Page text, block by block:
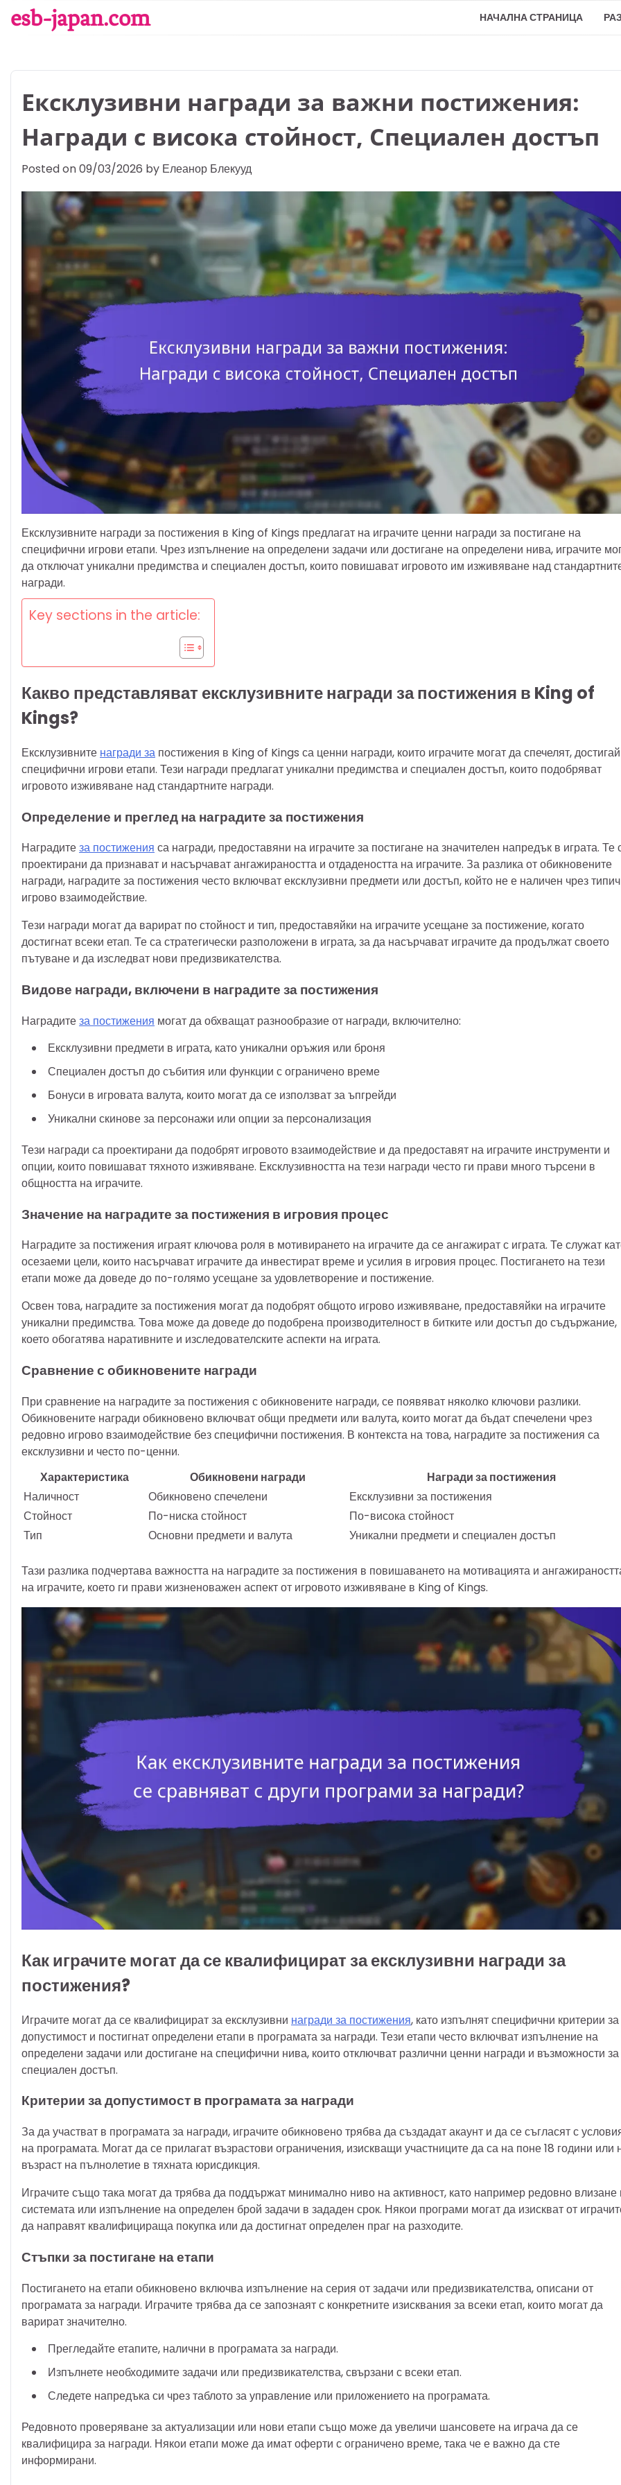
esb-japan.com НАЧАЛНА СТРАНИЦА
Ексклузивни награди за важни постижения:
Награди с висока стойност, Специален достъп
Posted on09/03/2026 by Елеанор Блекууд
Ексклузивните награди за постижения в King of Kings предлагат на играчите ценни награди за постигане на
специфични игрови етапи. Чрез изпълнение на определени задачи или достигане на определени нива, играчите
да отключат уникални предимства и специален достъп, които повишават игровото им изживяване над
награди.
Key sections in the article:
Какво представляват ексклузивните награди за постижения в King of
Kings?
Ексклузивните награди за постижения в King of Kings са ценни награди, които играчите могат да спечелят,
специфични игрови етапи. Тези награди предлагат уникални предимства и специален достъп, които подобряват
игровото изживяване над стандартните награди.
Определение и преглед на наградите за постижения
Наградитеза постижения са награди, предоставяни на играчите за постигане на значителен напредък в играта. Те
проектирани да признават и насърчават ангажираността и отдадеността на играчите. За разлика от обикновените
награди, наградите за постижения често включват ексклузивни предмети или достъп, който не е наличен чрез
игрово взаимодействие.
Тези награди могат да варират по стойност и тип, предоставяйки на играчите усещане за постижение, когато
достигнат всеки етап. Те са стратегически разположени в играта, за да насърчават играчите да продължат своето
пътуване и да изследват нови предизвикателства.
Видове награди, включени в наградите за постижения
Наградитеза постижения могат да обхващат разнообразие от награди, включително:
Ексклузивни предмети в играта, като уникални оръжия или броня
Специален достъп до събития или функции с ограничено време
Бонуси в игровата валута, които могат да се използват за ъпгрейди
Уникални скинове за персонажи или опции за персонализация
Тези награди са проектирани да подобрят игровото взаимодействие и да предоставят на играчите инструменти и
опции, които повишават тяхното изживяване. Ексклузивността на тези награди често ги прави много търсени в
общността на играчите.
Значение на наградите за постижения в игровия процес
Наградите за постижения играят ключова роля в мотивирането на играчите да се ангажират с играта. Те служат
осезаеми цели, които насърчават играчите да инвестират време и усилия в игровия процес. Постигането на тези
етапи може да доведе до по-голямо усещане за удовлетворение и постижение.
Освен това, наградите за постижения могат да подобрят общото игрово изживяване, предоставяйки на играчите
уникални предимства. Това може да доведе до подобрена производителност в битките или достъп до съдържание,
което обогатява наративните и изследователските аспекти на играта.
Сравнение с обикновените награди
При сравнение на наградите за постижения с обикновените награди, се появяват няколко ключови разлики.
Обикновените награди обикновено включват общи предмети или валута, които могат да бъдат спечелени чрез
редовно игрово взаимодействие без специфични постижения. В контекста на това, наградите за постижения са
ексклузивни и често по-ценни.
Характеристика
Обикновени награди
Награди за постижения
Наличност
Обикновено спечелени
Ексклузивни за постижения
Стойност
По-ниска стойност
По-висока стойност
Тип
Основни предмети и валута Уникални предмети и специален достъп
Тази разлика подчертава важността на наградите за постижения в повишаването на мотивацията и
на играчите, което ги прави жизненоважен аспект от игровото изживяване в King of Kings.
Как играчите могат да се квалифицират за ексклузивни награди за
постижения?
Играчите могат да се квалифицират за ексклузивни награди за постижения, като изпълнят специфични критерии за
допустимост и постигнат определени етапи в програмата за награди. Тези етапи често включват изпълнение на
определени задачи или достигане на специфични нива, които отключват различни ценни награди и възможности за
специален достъп.
Критерии за допустимост в програмата за награди
За да участват в програмата за награди, играчите обикновено трябва да създадат акаунт и да се съгласят с
на програмата. Могат да се прилагат възрастови ограничения, изискващи участниците да са на поне 18 години или
възраст на пълнолетие в тяхната юрисдикция.
Играчите също така могат да трябва да поддържат минимално ниво на активност, като например редовно влизане
системата или изпълнение на определен брой задачи в зададен срок. Някои програми могат да изискват от
да направят квалифицираща покупка или да достигнат определен праг на разходите.
Стъпки за постигане на етапи
Постигането на етапи обикновено включва изпълнение на серия от задачи или предизвикателства, описани от
програмата за награди. Играчите трябва да се запознаят с конкретните изисквания за всеки етап, които могат да
варират значително.
Прегледайте етапите, налични в програмата за награди.
Изпълнете необходимите задачи или предизвикателства, свързани с всеки етап.
Следете напредъка си чрез таблото за управление или приложението на програмата.
Редовното проверяване за актуализации или нови етапи също може да увеличи шансовете на играча да се
квалифицира за награди. Някои етапи може да имат оферти с ограничено време, така че е важно да сте
информирани.